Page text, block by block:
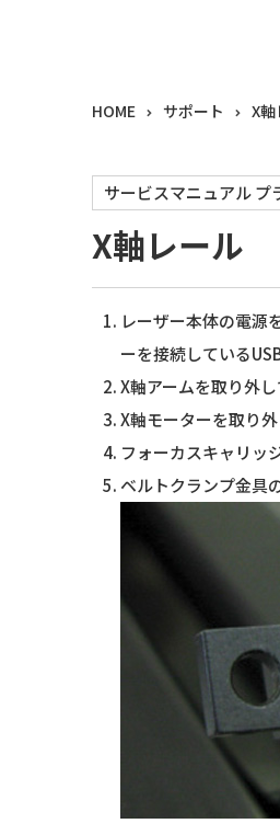
HOME サポート X
サービスマニュアル プ
X軸レール
レーザー本体の電源
ーを接続している
X軸アームを取り外し
X軸モーターを取り外
フォーカスキャリッ
ベルトクランプ金具